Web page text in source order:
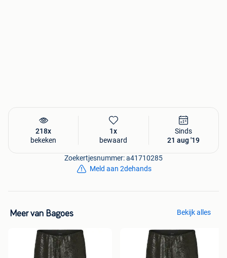
218x
bekeken
1x
bewaard
Sinds
21 aug '19
Zoekertjesnummer: a41710285
Meld aan 2dehands
Meer van Bagoes Bekijk alles